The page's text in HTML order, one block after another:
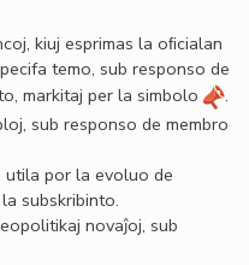
kiuj esprimas la oﬁcialan
temo, sub responso de
markitaj per la simbolo
.
sub responso de membro
utila por la evoluo de
subskribinto.
novaĵoj, sub